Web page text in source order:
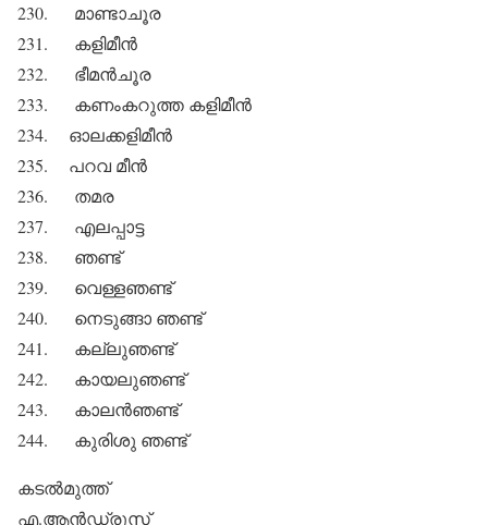
230. മാണ്ടാചൂര
231. കളിമീന്‍
232. ഭീമന്‍ചൂര
233. കണംകറുത്ത കളിമീന്‍
234. ഓലക്കളിമീന്‍
235. പറവ മീന്‍
236. തമര
237. എലപ്പാട്ട
238. ഞണ്ട്
239. വെള്ളഞണ്ട്
240. നെടുങ്ങാ ഞണ്ട്
241. കല്ലുഞണ്ട്
242. കായലുഞണ്ട്
243. കാലന്‍ഞണ്ട്
244. കുരിശു ഞണ്ട്
കടല്‍മുത്ത്
എ.ആന്‍ഡ്രൂസ്